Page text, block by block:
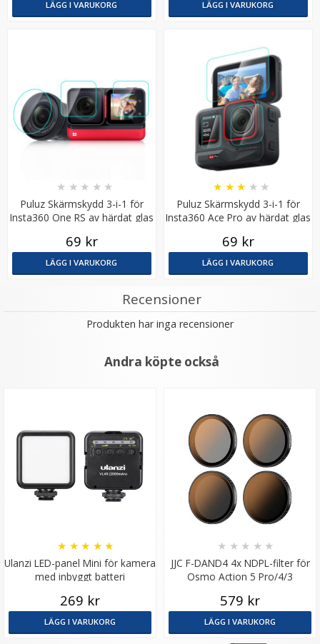
JJC Främre silikonobjektivlock för DJI Osmo Action 5
Pro, 4, 3
59 kr
LÄGG I VARUKORG
LÄGG I VARUKORG LÄGG I VARUKORG
Puluz Skärmskydd 3-i-1 för
Insta360 One RS av härdat glas
★ ★ ★ ★ ★
69 kr
LÄGG I VARUKORG
Puluz Skärmskydd 3-i-1 för
Insta360 Ace Pro av härdat glas
★ ★ ★ ★ ★
69 kr
LÄGG I VARUKORG
Recensioner
Produkten har inga recensioner
Andra köpte också
Ulanzi LED-panel Mini för kamera
med inbyggt batteri
★ ★ ★ ★ ★
269 kr
LÄGG I VARUKORG
JJC F-DAND4 4x NDPL-filter för
Osmo Action 5 Pro/4/3
★ ★ ★ ★ ★
579 kr
LÄGG I VARUKORG